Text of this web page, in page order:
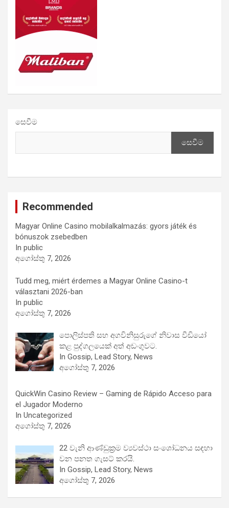
සෙවීම
සෙවීම
Recommended
Magyar Online Casino mobilalkalmazás: gyors játék és
bónuszok zsebedben
In public
අගෝස්තු 7, 2026
Tudd meg, miért érdemes a Magyar Online Casino-t
választani 2026-ban
In public
අගෝස්තු 7, 2026
පොලිස්පති සහ අගවිනිසුරුගේ නිවාස වීඩියෝ
කළ පුද්ගලයෙක් අත් අඩංගුවට.
In Gossip, Lead Story, News
අගෝස්තු 7, 2026
QuickWin Casino Review – Gaming de Rápido Acceso para
el Jugador Moderno
In Uncategorized
අගෝස්තු 7, 2026
22 වැනි ආණ්ඩුක්‍රම ව්‍යවස්ථා සංශෝධනය සඳහා
වන පනත ගැසට් කරයි.
In Gossip, Lead Story, News
අගෝස්තු 7, 2026